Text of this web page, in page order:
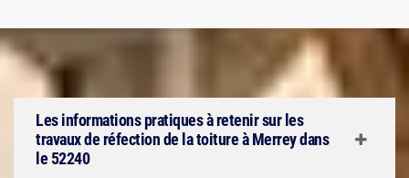
Les informations pratiques à retenir sur les
travaux de réfection de la toiture à Merrey dans
le 52240